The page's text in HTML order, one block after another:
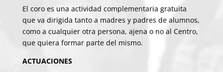
El coro es una actividad complementaria gratuita
que va dirigida tanto a madres y padres de alumnos,
como a cualquier otra persona, ajena o no al Centro,
que quiera formar parte del mismo.
ACTUACIONES